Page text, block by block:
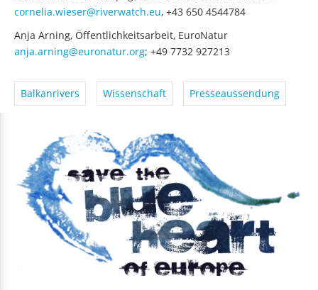
Anja Arning, Öffentlichkeitsarbeit, EuroNatur
anja.arning@euronatur.org; +49 7732 927213